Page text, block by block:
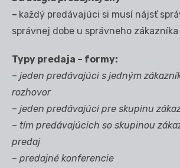
– každý predávajúci si musí nájsť
správnej dobe u správneho zákazníka
Typy predaja – formy:
– jeden predávajúci s jedným
rozhovor
– jeden predávajúci pre skupinu
– tím predávajúcich so skupinou
predaj
– predajné konferencie